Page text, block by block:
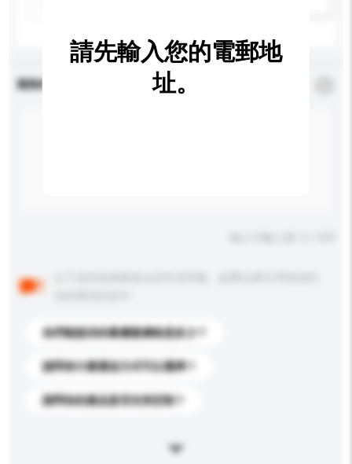
查詢內容
你們能提供的最優惠價格是多少？
請問有什麼運送方式可以選擇？
請問你的產品是否支持定制？
請先輸入您的電郵地
址。